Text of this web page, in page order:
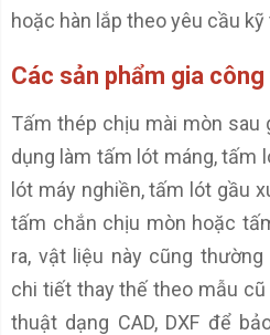
hoặc hàn lắp theo yêu cầu kỹ
Các sản phẩm gia
Tấm thép chịu mài mòn
dụng làm tấm lót máng, tấm
lót máy nghiền, tấm lót gầu
tấm chắn chịu mòn hoặc
ra, vật liệu này cũng
chi tiết thay thế theo mẫu
thuật dạng CAD, DXF để